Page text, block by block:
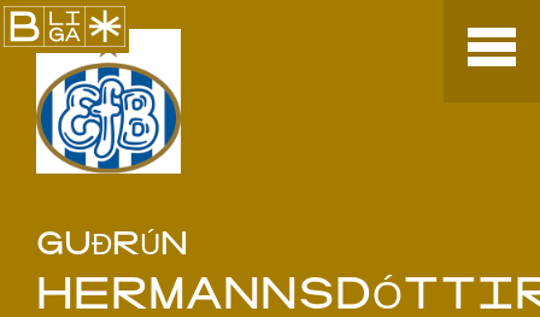
GUÐRÚN